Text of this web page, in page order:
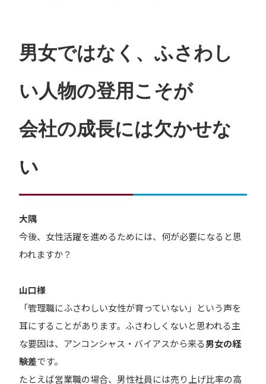
男女ではなく、ふさわし
い人物の登用こそが
会社の成長には欠かせな
い
大隅
今後、女性活躍を進めるためには、何が必要になると思
われますか？
山口様
「管理職にふさわしい女性が育っていない」という声を
耳にすることがあります。ふさわしくないと思われる主
な要因は、アンコンシャス・バイアスから来る男女の経
験差です。
たとえば営業職の場合、男性社員には売り上げ比率の高